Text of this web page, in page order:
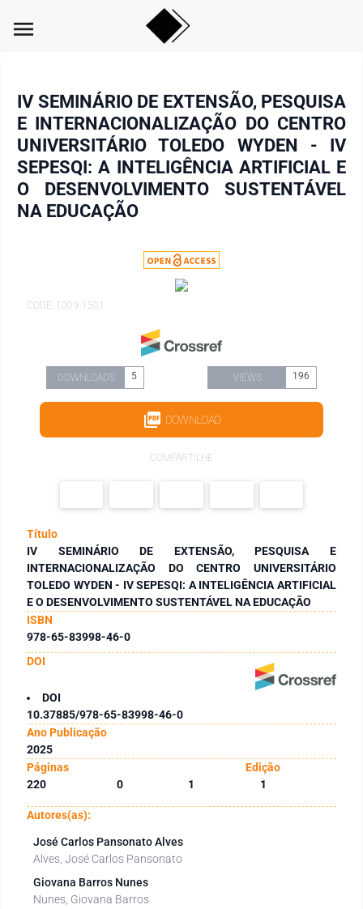
menu
IV SEMINÁRIO DE EXTENSÃO, PESQUISA
E INTERNACIONALIZAÇÃO DO CENTRO
UNIVERSITÁRIO TOLEDO WYDEN - IV
SEPESQI: A INTELIGÊNCIA ARTIFICIAL E
O DESENVOLVIMENTO SUSTENTÁVEL
NA EDUCAÇÃO
CODE: 1009-1501
DOWNLOADS 5 VIEWS 196
DOWNLOAD
COMPARTILHE
Título
IV SEMINÁRIO DE EXTENSÃO, PESQUISA E
INTERNACIONALIZAÇÃO DO CENTRO UNIVERSITÁRIO
TOLEDO WYDEN - IV SEPESQI: A INTELIGÊNCIA ARTIFICIAL
E O DESENVOLVIMENTO SUSTENTÁVEL NA EDUCAÇÃO
ISBN
978-65-83998-46-0
DOI
DOI
10.37885/978-65-83998-46-0
Ano Publicação
2025
Páginas
Edição
220
0 1 1
Autores(as):
José Carlos Pansonato Alves
Alves, José Carlos Pansonato
Giovana Barros Nunes
Nunes, Giovana Barros